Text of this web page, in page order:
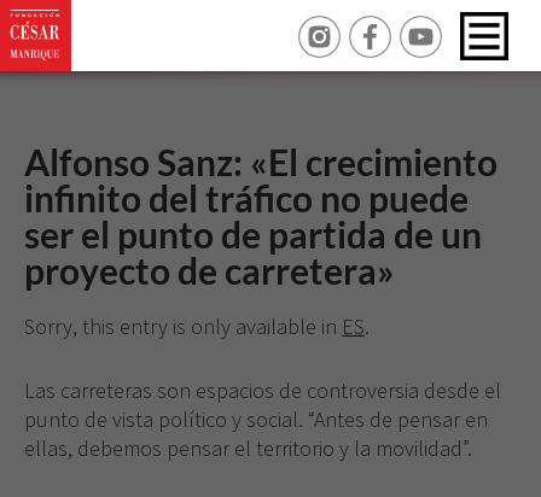
Alfonso Sanz: «El crecimiento
infinito del tráfico no puede
ser el punto de partida de un
proyecto de carretera»
Sorry, this entry is only available in ES.
Las carreteras son espacios de controversia desde el
punto de vista político y social. “Antes de pensar en
ellas, debemos pensar el territorio y la movilidad”.